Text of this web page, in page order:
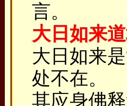
言。
大日如来
大日如来
处不在。
其应身佛